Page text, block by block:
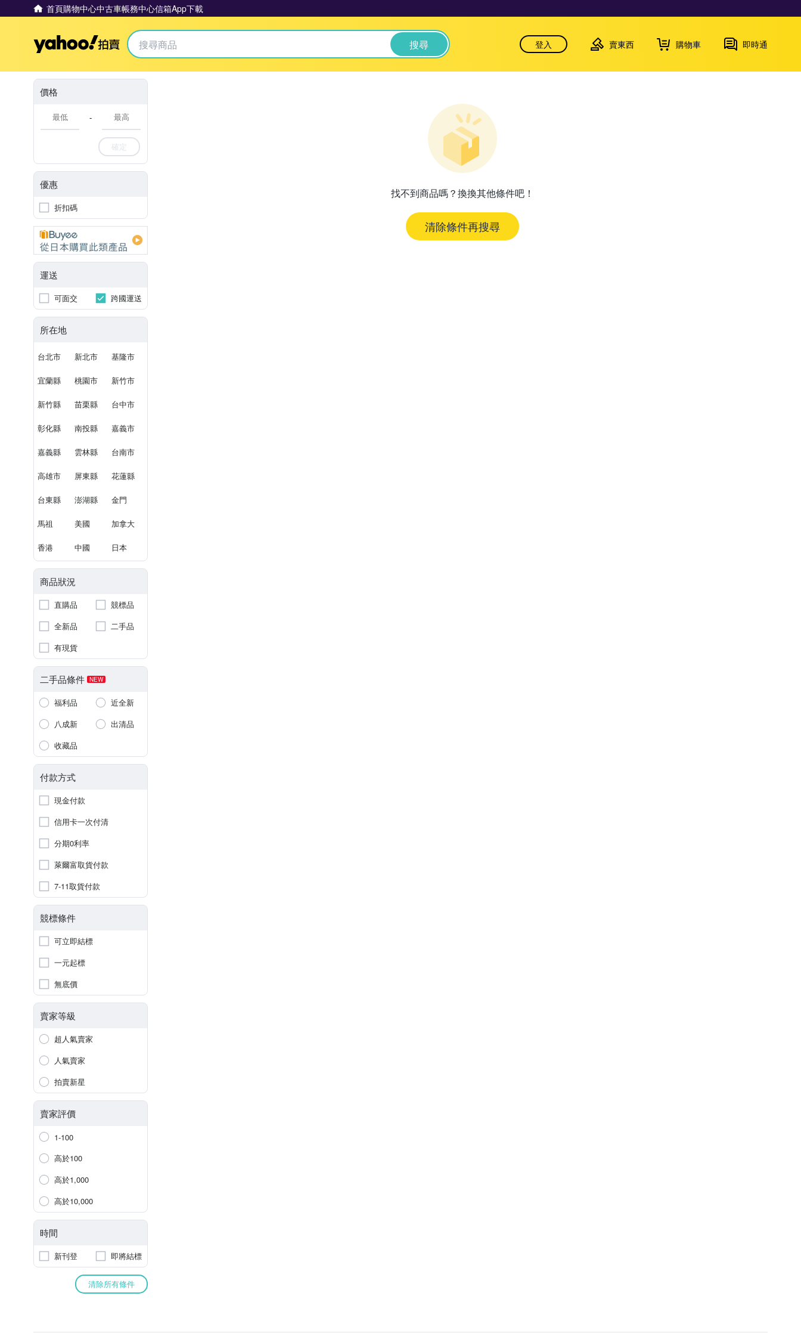
首頁購物中心中古車帳務中心信箱App下載
Yahoo拍賣 搜尋 登入 賣東西 購物車 即時通
價格
-
確定
優惠
折扣碼
運送
可面交 跨國運送
所在地
台北市 新北市 基隆市
宜蘭縣 桃園市 新竹市
新竹縣 苗栗縣 台中市
彰化縣 南投縣 嘉義市
嘉義縣 雲林縣 台南市
高雄市 屏東縣 花蓮縣
台東縣 澎湖縣 金門
馬祖 美國 加拿大
香港 中國 日本
商品狀況
直購品
競標品
全新品
二手品
有現貨
二手品條件 NEW
福利品
近全新
八成新
出清品
收藏品
付款方式
現金付款
信用卡一次付清
分期0利率
萊爾富取貨付款
7-11取貨付款
競標條件
可立即結標
一元起標
無底價
賣家等級
超人氣賣家
人氣賣家
拍賣新星
賣家評價
1-100
高於100
高於1,000
高於10,000
時間
新刊登 即將結標
清除所有條件
找不到商品嗎？換換其他條件吧！
清除條件再搜尋